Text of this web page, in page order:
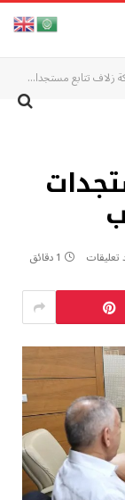
تتابع مستجدات مشروع مصفاة الجنوب
تعليقات 1 دقائق